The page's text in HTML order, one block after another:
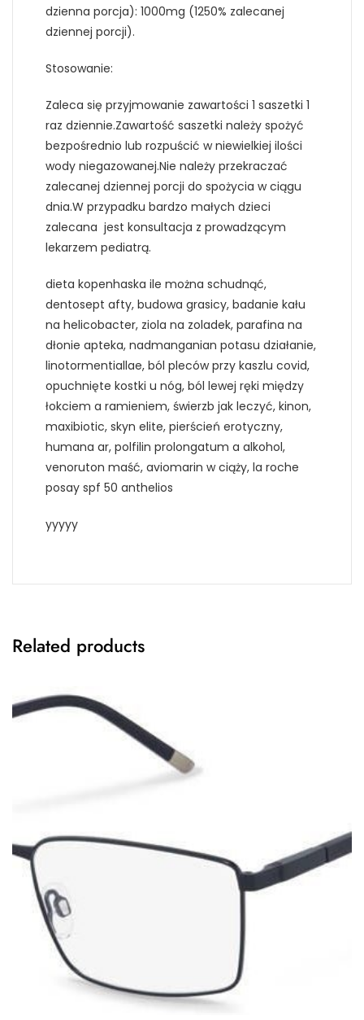
dzienna porcja): 1000mg (1250% zalecanej
dziennej porcji).
Stosowanie:
Zaleca się przyjmowanie zawartości 1 saszetki 1
raz dziennie.Zawartość saszetki należy spożyć
bezpośrednio lub rozpuścić w niewielkiej ilości
wody niegazowanej.Nie należy przekraczać
zalecanej dziennej porcji do spożycia w ciągu
dnia.W przypadku bardzo małych dzieci
zalecana jest konsultacja z prowadzącym
lekarzem pediatrą.
dieta kopenhaska ile można schudnąć,
dentosept afty, budowa grasicy, badanie kału
na helicobacter, ziola na zoladek, parafina na
dłonie apteka, nadmanganian potasu działanie,
linotormentiallae, ból pleców przy kaszlu covid,
opuchnięte kostki u nóg, ból lewej ręki między
łokciem a ramieniem, świerzb jak leczyć, kinon,
maxibiotic, skyn elite, pierścień erotyczny,
humana ar, polfilin prolongatum a alkohol,
venoruton maść, aviomarin w ciąży, la roche
posay spf 50 anthelios
yyyyy
Related products